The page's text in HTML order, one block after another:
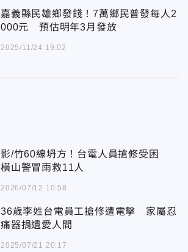
嘉義縣民雄鄉發錢！7萬鄉民普發每人2
000元 預估明年3月發放
2025/11/24 19:02
影/竹60線坍方！台電人員搶修受困
橫山警冒雨救11人
2026/07/12 10:58
36歲李姓台電員工搶修遭電擊 家屬忍
痛器捐遺愛人間
2025/07/21 20:17